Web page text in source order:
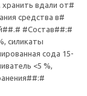
вдали от#
средства в#
#Состав##:#
силикаты
сода 15-
<5 %,